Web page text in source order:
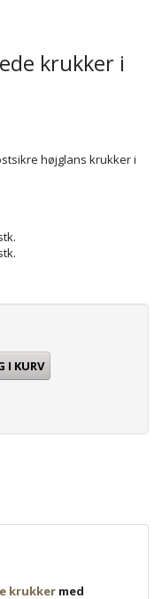
krukker i
højglans krukker i
I KURV
krukker med